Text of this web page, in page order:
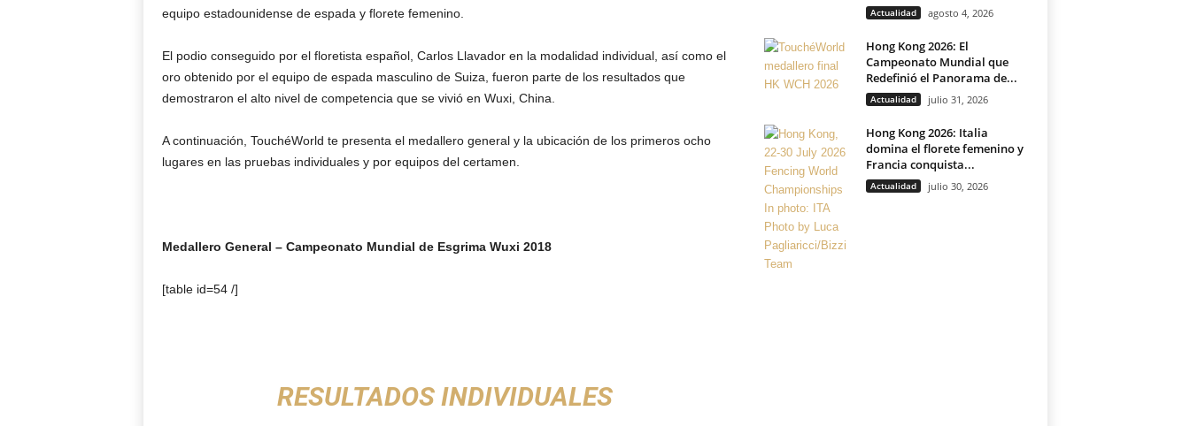
equipo estadounidense de espada y florete femenino.
El podio conseguido por el floretista español, Carlos Llavador en la modalidad individual, así como el
oro obtenido por el equipo de espada masculino de Suiza, fueron parte de los resultados que
demostraron el alto nivel de competencia que se vivió en Wuxi, China.
A continuación, TouchéWorld te presenta el medallero general y la ubicación de los primeros ocho
lugares en las pruebas individuales y por equipos del certamen.
Medallero General – Campeonato Mundial de Esgrima Wuxi 2018
[table id=54 /]
RESULTADOS INDIVIDUALES
Actualidad agosto 4, 2026
Hong Kong 2026: El
Campeonato Mundial que
Redefinió el Panorama de...
Actualidad julio 31, 2026
Hong Kong 2026: Italia
domina el florete femenino y
Francia conquista...
Actualidad julio 30, 2026